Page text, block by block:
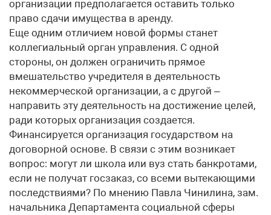
организации предполагается оставить только
право сдачи имущества в аренду.
Еще одним отличием новой формы станет
коллегиальный орган управления. С одной
стороны, он должен ограничить прямое
вмешательство учредителя в деятельность
некоммерческой организации, а с другой –
направить эту деятельность на достижение целей,
ради которых организация создается.
Финансируется организация государством на
договорной основе. В связи с этим возникает
вопрос: могут ли школа или вуз стать банкротами,
если не получат госзаказ, со всеми вытекающими
последствиями? По мнению Павла Чинилина, зам.
начальника Департамента социальной сферы